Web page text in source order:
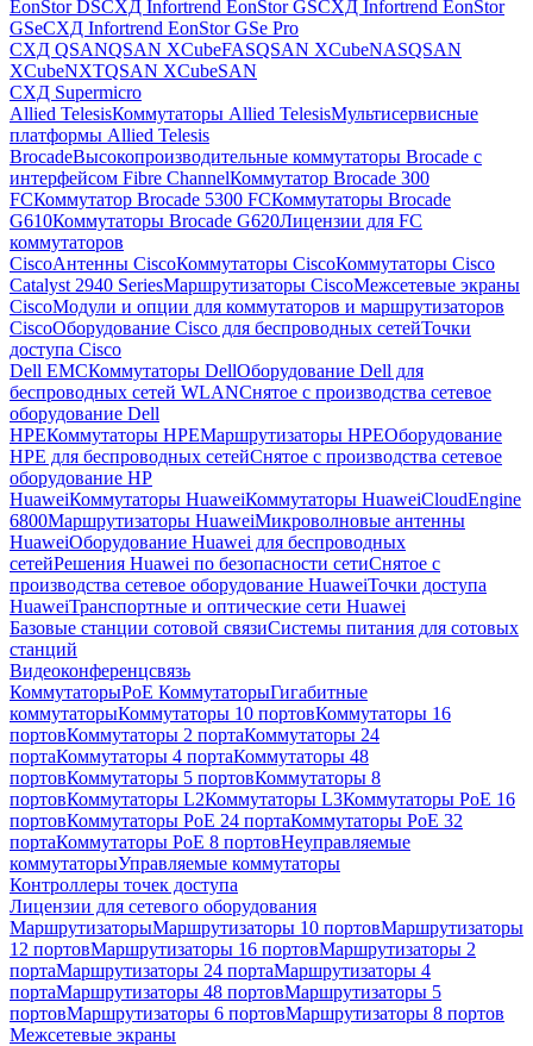
EonStor DSСХД Infortrend EonStor GSСХД Infortrend EonStor
GSeСХД Infortrend EonStor GSe Pro
СХД QSANQSAN XCubeFASQSAN XCubeNASQSAN
XCubeNXTQSAN XCubeSAN
СХД Supermicro
Allied TelesisКоммутаторы Allied TelesisМультисервисные
платформы Allied Telesis
BrocadeВысокопроизводительные коммутаторы Brocade с
интерфейсом Fibre ChannelКоммутатор Brocade 300
FCКоммутатор Brocade 5300 FCКоммутаторы Brocade
G610Коммутаторы Brocade G620Лицензии для FC
коммутаторов
CiscoАнтенны CiscoКоммутаторы CiscoКоммутаторы Cisco
Catalyst 2940 SeriesМаршрутизаторы CiscoМежсетевые экраны
CiscoМодули и опции для коммутаторов и маршрутизаторов
CiscoОборудование Cisco для беспроводных сетейТочки
доступа Cisco
Dell EMCКоммутаторы DellОборудование Dell для
беспроводных сетей WLANСнятое с производства сетевое
оборудование Dell
HPEКоммутаторы HPEМаршрутизаторы HPEОборудование
HPE для беспроводных сетейСнятое с производства сетевое
оборудование HP
HuaweiКоммутаторы HuaweiКоммутаторы HuaweiCloudEngine
6800Маршрутизаторы HuaweiМикроволновые антенны
HuaweiОборудование Huawei для беспроводных
сетейРешения Huawei по безопасности сетиСнятое с
производства сетевое оборудование HuaweiТочки доступа
HuaweiТранспортные и оптические сети Huawei
Базовые станции сотовой связиСистемы питания для сотовых
станций
Видеоконференцсвязь
КоммутаторыPoE КоммутаторыГигабитные
коммутаторыКоммутаторы 10 портовКоммутаторы 16
портовКоммутаторы 2 портаКоммутаторы 24
портаКоммутаторы 4 портаКоммутаторы 48
портовКоммутаторы 5 портовКоммутаторы 8
портовКоммутаторы L2Коммутаторы L3Коммутаторы PoE 16
портовКоммутаторы PoE 24 портаКоммутаторы PoE 32
портаКоммутаторы PoE 8 портовНеуправляемые
коммутаторыУправляемые коммутаторы
Контроллеры точек доступа
Лицензии для сетевого оборудования
МаршрутизаторыМаршрутизаторы 10 портовМаршрутизаторы
12 портовМаршрутизаторы 16 портовМаршрутизаторы 2
портаМаршрутизаторы 24 портаМаршрутизаторы 4
портаМаршрутизаторы 48 портовМаршрутизаторы 5
портовМаршрутизаторы 6 портовМаршрутизаторы 8 портов
Межсетевые экраны